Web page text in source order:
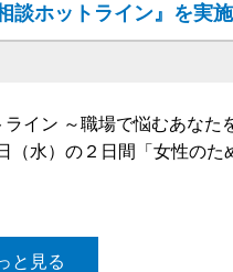
ホットライン』を実施
イン ～職場で悩むあなた
水）の２日間「女性のた
と見る